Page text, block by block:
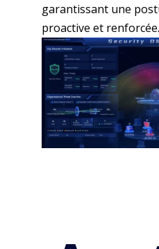
garantissant une
proactive et renforcée.